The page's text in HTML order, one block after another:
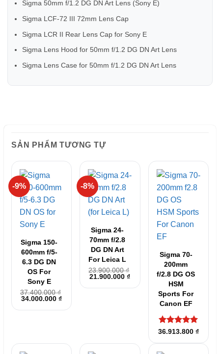
Sigma 50mm f/1.2 DG DN Art Lens (Sony E)
Sigma LCF-72 III 72mm Lens Cap
Sigma LCR II Rear Lens Cap for Sony E
Sigma Lens Hood for 50mm f/1.2 DG DN Art Lens
Sigma Lens Case for 50mm f/1.2 DG DN Art Lens
SẢN PHẨM TƯƠNG TỰ
-9%
Sigma 150-
600mm f/5-
6.3 DG DN
OS For
Sony E
37.400.000₫
Giá
là:
34.000.000₫Giá
hiện
tại
-8%
Sigma 24-
70mm f/2.8
DG DN Art
For Leica L
23.900.000₫
Giá
là:
21.900.000₫Giá
hiện
tại
21.900.000 ₫.
Sigma 70-
200mm
f/2.8 DG OS
HSM
Sports For
Canon EF
Được xếp
36.913.800 ₫